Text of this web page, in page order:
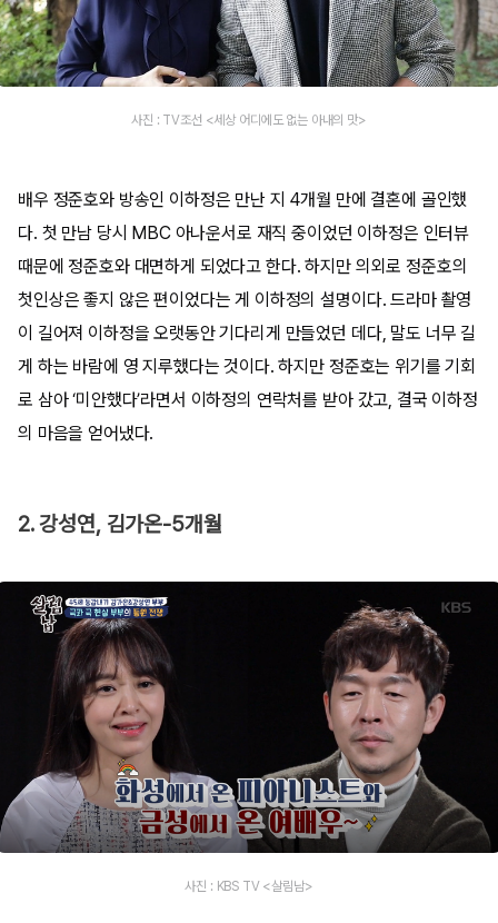
사진 : TV조선 <세상 어디에도 없는 아내의 맛>
배우 정준호와 방송인 이하정은 만난 지 4개월 만에 결혼에 골인했
다. 첫 만남 당시 MBC 아나운서로 재직 중이었던 이하정은 인터뷰
때문에 정준호와 대면하게 되었다고 한다. 하지만 의외로 정준호의
첫인상은 좋지 않은 편이었다는 게 이하정의 설명이다. 드라마 촬영
이 길어져 이하정을 오랫동안 기다리게 만들었던 데다, 말도 너무 길
게 하는 바람에 영 지루했다는 것이다. 하지만 정준호는 위기를 기회
로 삼아 ‘미안했다’라면서 이하정의 연락처를 받아 갔고, 결국 이하정
의 마음을 얻어냈다.
2. 강성연, 김가온-5개월
사진 : KBS TV <살림남>